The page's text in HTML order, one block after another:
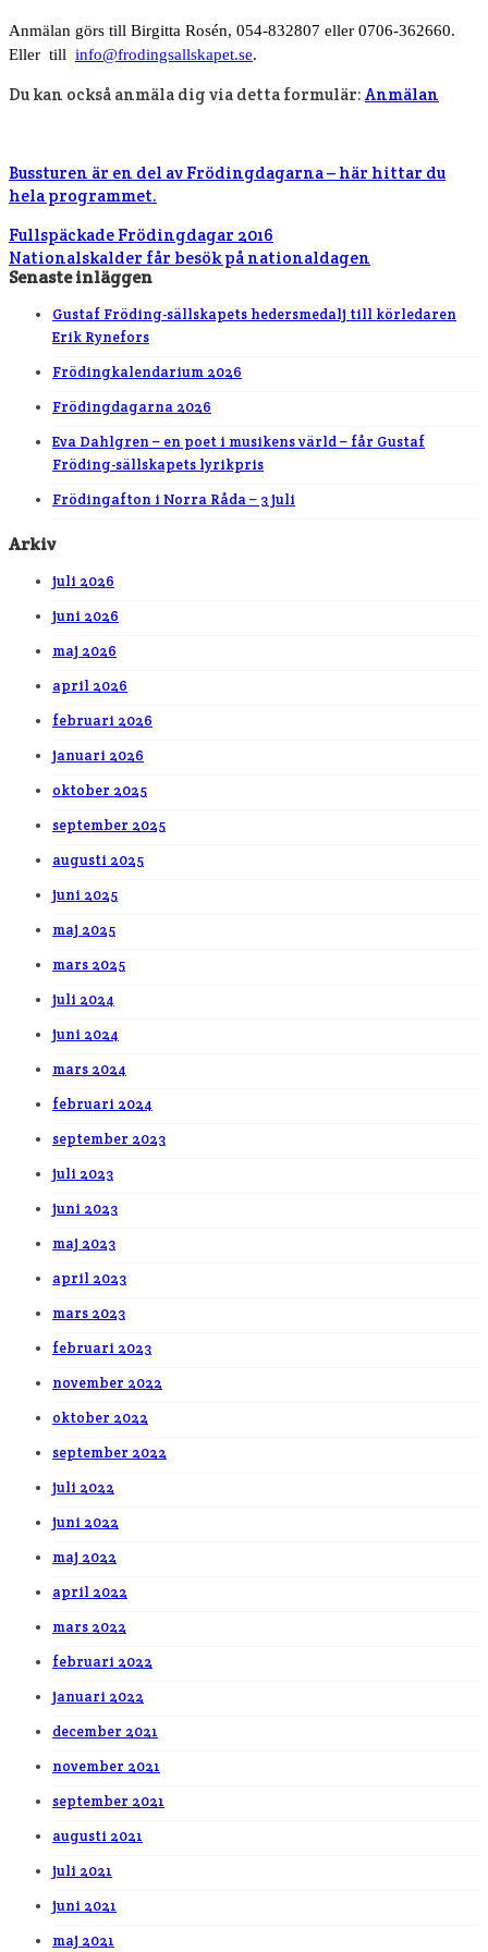
Anmälan görs till Birgitta Rosén, 054-832807 eller 0706-362660.
Eller till info@frodingsallskapet.se.
Du kan också anmäla dig via detta formulär: Anmälan
Bussturen är en del av Frödingdagarna – här hittar du
hela programmet.
Fullspäckade Frödingdagar 2016
Nationalskalder får besök på nationaldagen
Senaste inläggen
Gustaf Fröding-sällskapets hedersmedalj till körledaren
Erik Rynefors
Frödingkalendarium 2026
Frödingdagarna 2026
Eva Dahlgren – en poet i musikens värld – får Gustaf
Fröding-sällskapets lyrikpris
Frödingafton i Norra Råda – 3 juli
Arkiv
juli 2026
juni 2026
maj 2026
april 2026
februari 2026
januari 2026
oktober 2025
september 2025
augusti 2025
juni 2025
maj 2025
mars 2025
juli 2024
juni 2024
mars 2024
februari 2024
september 2023
juli 2023
juni 2023
maj 2023
april 2023
mars 2023
februari 2023
november 2022
oktober 2022
september 2022
juli 2022
juni 2022
maj 2022
april 2022
mars 2022
februari 2022
januari 2022
december 2021
november 2021
september 2021
augusti 2021
juli 2021
juni 2021
maj 2021